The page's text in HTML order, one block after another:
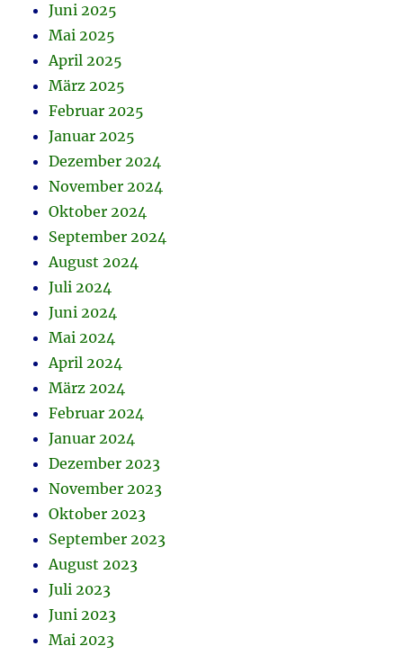
Juni 2025
Mai 2025
April 2025
März 2025
Februar 2025
Januar 2025
Dezember 2024
November 2024
Oktober 2024
September 2024
August 2024
Juli 2024
Juni 2024
Mai 2024
April 2024
März 2024
Februar 2024
Januar 2024
Dezember 2023
November 2023
Oktober 2023
September 2023
August 2023
Juli 2023
Juni 2023
Mai 2023